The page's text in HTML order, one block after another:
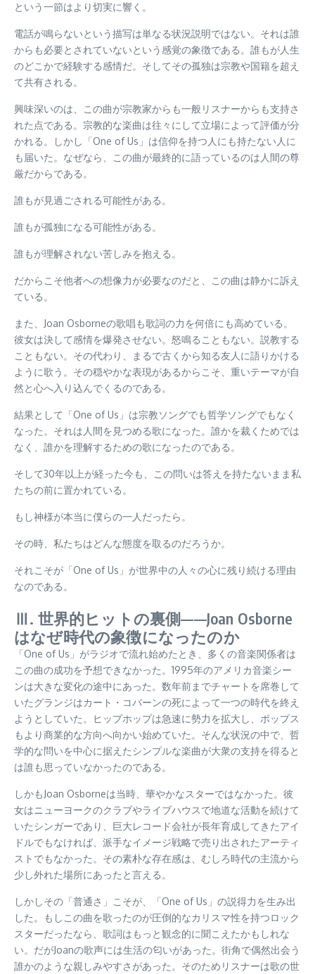
という一節はより切実に響く。
電話が鳴らないという描写は単なる状況説明ではない。それは誰
からも必要とされていないという感覚の象徴である。誰もが人生
のどこかで経験する感情だ。そしてその孤独は宗教や国籍を超え
て共有される。
興味深いのは、この曲が宗教家からも一般リスナーからも支持さ
れた点である。宗教的な楽曲は往々にして立場によって評価が分
かれる。しかし「One of Us」は信仰を持つ人にも持たない人に
も届いた。なぜなら、この曲が最終的に語っているのは人間の尊
厳だからである。
誰もが見過ごされる可能性がある。
誰もが孤独になる可能性がある。
誰もが理解されない苦しみを抱える。
だからこそ他者への想像力が必要なのだと、この曲は静かに訴え
ている。
また、Joan Osborneの歌唱も歌詞の力を何倍にも高めている。
彼女は決して感情を爆発させない。怒鳴ることもない。説教する
こともない。その代わり、まるで古くから知る友人に語りかける
ように歌う。その穏やかな表現があるからこそ、重いテーマが自
然と心へ入り込んでくるのである。
結果として「One of Us」は宗教ソングでも哲学ソングでもなく
なった。それは人間を見つめる歌になった。誰かを裁くためでは
なく、誰かを理解するための歌になったのである。
そして30年以上が経った今も、この問いは答えを持たないまま私
たちの前に置かれている。
もし神様が本当に僕らの一人だったら。
その時、私たちはどんな態度を取るのだろうか。
それこそが「One of Us」が世界中の人々の心に残り続ける理由
なのである。
Ⅲ. 世界的ヒットの裏側——Joan Osborne
はなぜ時代の象徴になったのか
「One of Us」がラジオで流れ始めたとき、多くの音楽関係者は
この曲の成功を予想できなかった。1995年のアメリカ音楽シー
ンは大きな変化の途中にあった。数年前までチャートを席巻して
いたグランジはカート・コバーンの死によって一つの時代を終え
ようとしていた。ヒップホップは急速に勢力を拡大し、ポップス
もより商業的な方向へ向かい始めていた。そんな状況の中で、哲
学的な問いを中心に据えたシンプルな楽曲が大衆の支持を得ると
は誰も思っていなかったのである。
しかもJoan Osborneは当時、華やかなスターではなかった。彼
女はニューヨークのクラブやライブハウスで地道な活動を続けて
いたシンガーであり、巨大レコード会社が長年育成してきたアイ
ドルでもなければ、派手なイメージ戦略で売り出されたアーティ
ストでもなかった。その素朴な存在感は、むしろ時代の主流から
少し外れた場所にあったと言える。
しかしその「普通さ」こそが、「One of Us」の説得力を生み出
した。もしこの曲を歌ったのが圧倒的なカリスマ性を持つロック
スターだったなら、歌詞はもっと観念的に聞こえたかもしれな
い。だがJoanの歌声には生活の匂いがあった。街角で偶然出会う
誰かのような親しみやすさがあった。そのためリスナーは歌の世